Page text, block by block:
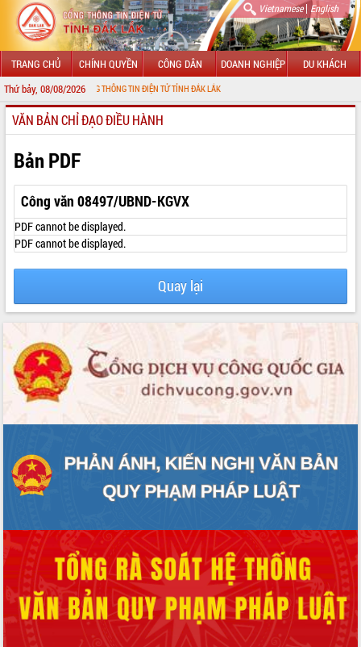
Vietnamese| English
TRANG CHỦ CHÍNH QUYỀN CÔNG DÂN DOANH NGHIỆP DU KHÁCH
Thứ bảy, 08/08/2026
ĐẾN VỚI CỔNG THÔNG TIN ĐIỆN TỬ TỈNH ĐẮK LẮK
GIỚI THIỆU
LÃNH ĐẠO UBND TỈNH
TIN TỨC SỰ KIỆN
SỞ, BAN, NGÀNH
UBND CÁC XÃ, PHƯỜNG
HỆ THỐNG VĂN BẢN
VĂN BẢN HĐND TỈNH
ĐIỂM TIN VĂN BẢN
QUY HOẠCH - KẾ HOẠCH
VĂN BẢN CHỈ ĐẠO ĐIỀU HÀNH
Bản PDF
Công văn 08497/UBND-KGVX
PDF cannot be displayed.
PDF cannot be displayed.
Quay lại